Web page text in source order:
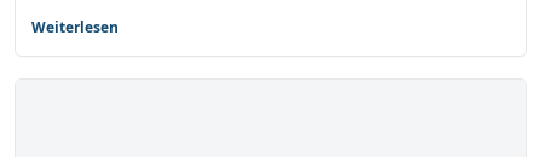
Weiterlesen